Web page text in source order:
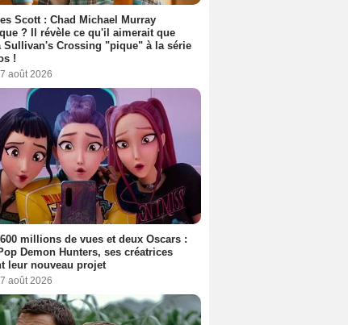
Scott : Chad Michael Murray
? Il révèle ce qu'il aimerait que
Sullivan's Crossing "pique" à la série
!
août 2026
millions de vues et deux Oscars :
Demon Hunters, ses créatrices
leur nouveau projet
août 2026